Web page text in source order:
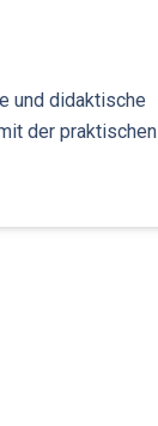
und didaktische
der praktischen